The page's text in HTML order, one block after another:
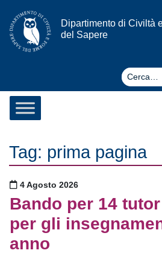
Vai al contenuto
Dipartimento di Civiltà
del Sapere
Tag: prima pagina
Pubblicato il
4 Agosto 2026
Bando per 14
per gli
anno